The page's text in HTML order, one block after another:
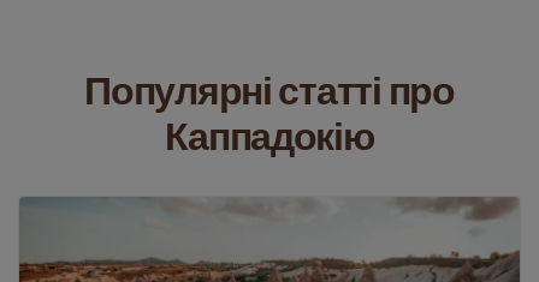
Популярні статті про
Каппадокію